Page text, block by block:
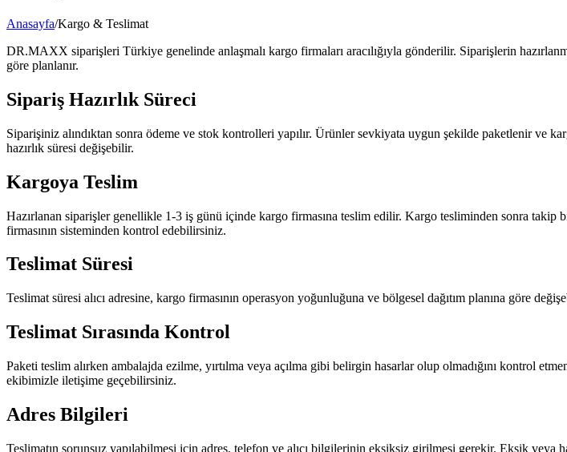
Anasayfa/Kargo & Teslimat
DR.MAXX siparişleri Türkiye genelinde anlaşmalı kargo firmaları aracılığıyla gönderilir. Siparişlerin
göre planlanır.
Sipariş Hazırlık Süreci
Siparişiniz alındıktan sonra ödeme ve stok kontrolleri yapılır. Ürünler sevkiyata uygun şekilde paketlenir ve
hazırlık süresi değişebilir.
Kargoya Teslim
Hazırlanan siparişler genellikle 1-3 iş günü içinde kargo firmasına teslim edilir. Kargo tesliminden sonra
firmasının sisteminden kontrol edebilirsiniz.
Teslimat Süresi
Teslimat süresi alıcı adresine, kargo firmasının operasyon yoğunluğuna ve bölgesel dağıtım planına göre
Teslimat Sırasında Kontrol
Paketi teslim alırken ambalajda ezilme, yırtılma veya açılma gibi belirgin hasarlar olup olmadığını kontrol
ekibimizle iletişime geçebilirsiniz.
Adres Bilgileri
Teslimatın sorunsuz yapılabilmesi için adres, telefon ve alıcı bilgilerinin eksiksiz girilmesi gerekir. Eksik